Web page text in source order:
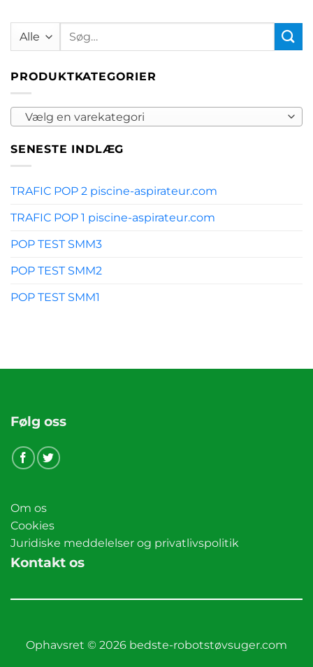
Søg
efter:
PRODUKTKATEGORIER
Vælg en varekategori
SENESTE INDLÆG
TRAFIC POP 2 piscine-aspirateur.com
TRAFIC POP 1 piscine-aspirateur.com
POP TEST SMM3
POP TEST SMM2
POP TEST SMM1
Følg oss
Om os
Cookies
Juridiske meddelelser og privatlivspolitik
Kontakt os
Ophavsret © 2026 bedste-robotstøvsuger.com